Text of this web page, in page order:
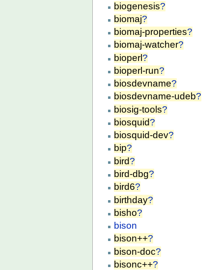
biogenesis?
biomaj?
biomaj-properties?
biomaj-watcher?
bioperl?
bioperl-run?
biosdevname?
biosdevname-udeb?
biosig-tools?
biosquid?
biosquid-dev?
bip?
bird?
bird-dbg?
bird6?
birthday?
bisho?
bison
bison++?
bison-doc?
bisonc++?